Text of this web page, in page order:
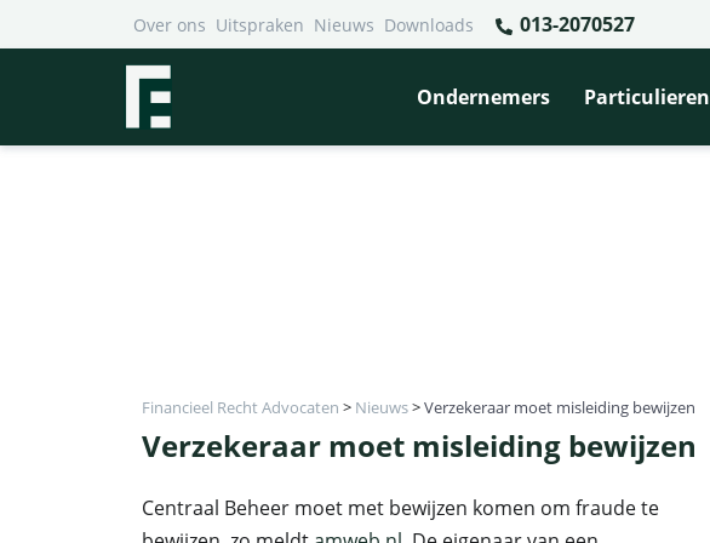
Over ons Uitspraken Nieuws Downloads 013-2070527
Ondernemers Particulieren
Financieel Recht Advocaten > Nieuws>Verzekeraar moet misleiding bewijzen
Verzekeraar moet misleiding bewijzen
Centraal Beheer moet met bewijzen komen om fraude te